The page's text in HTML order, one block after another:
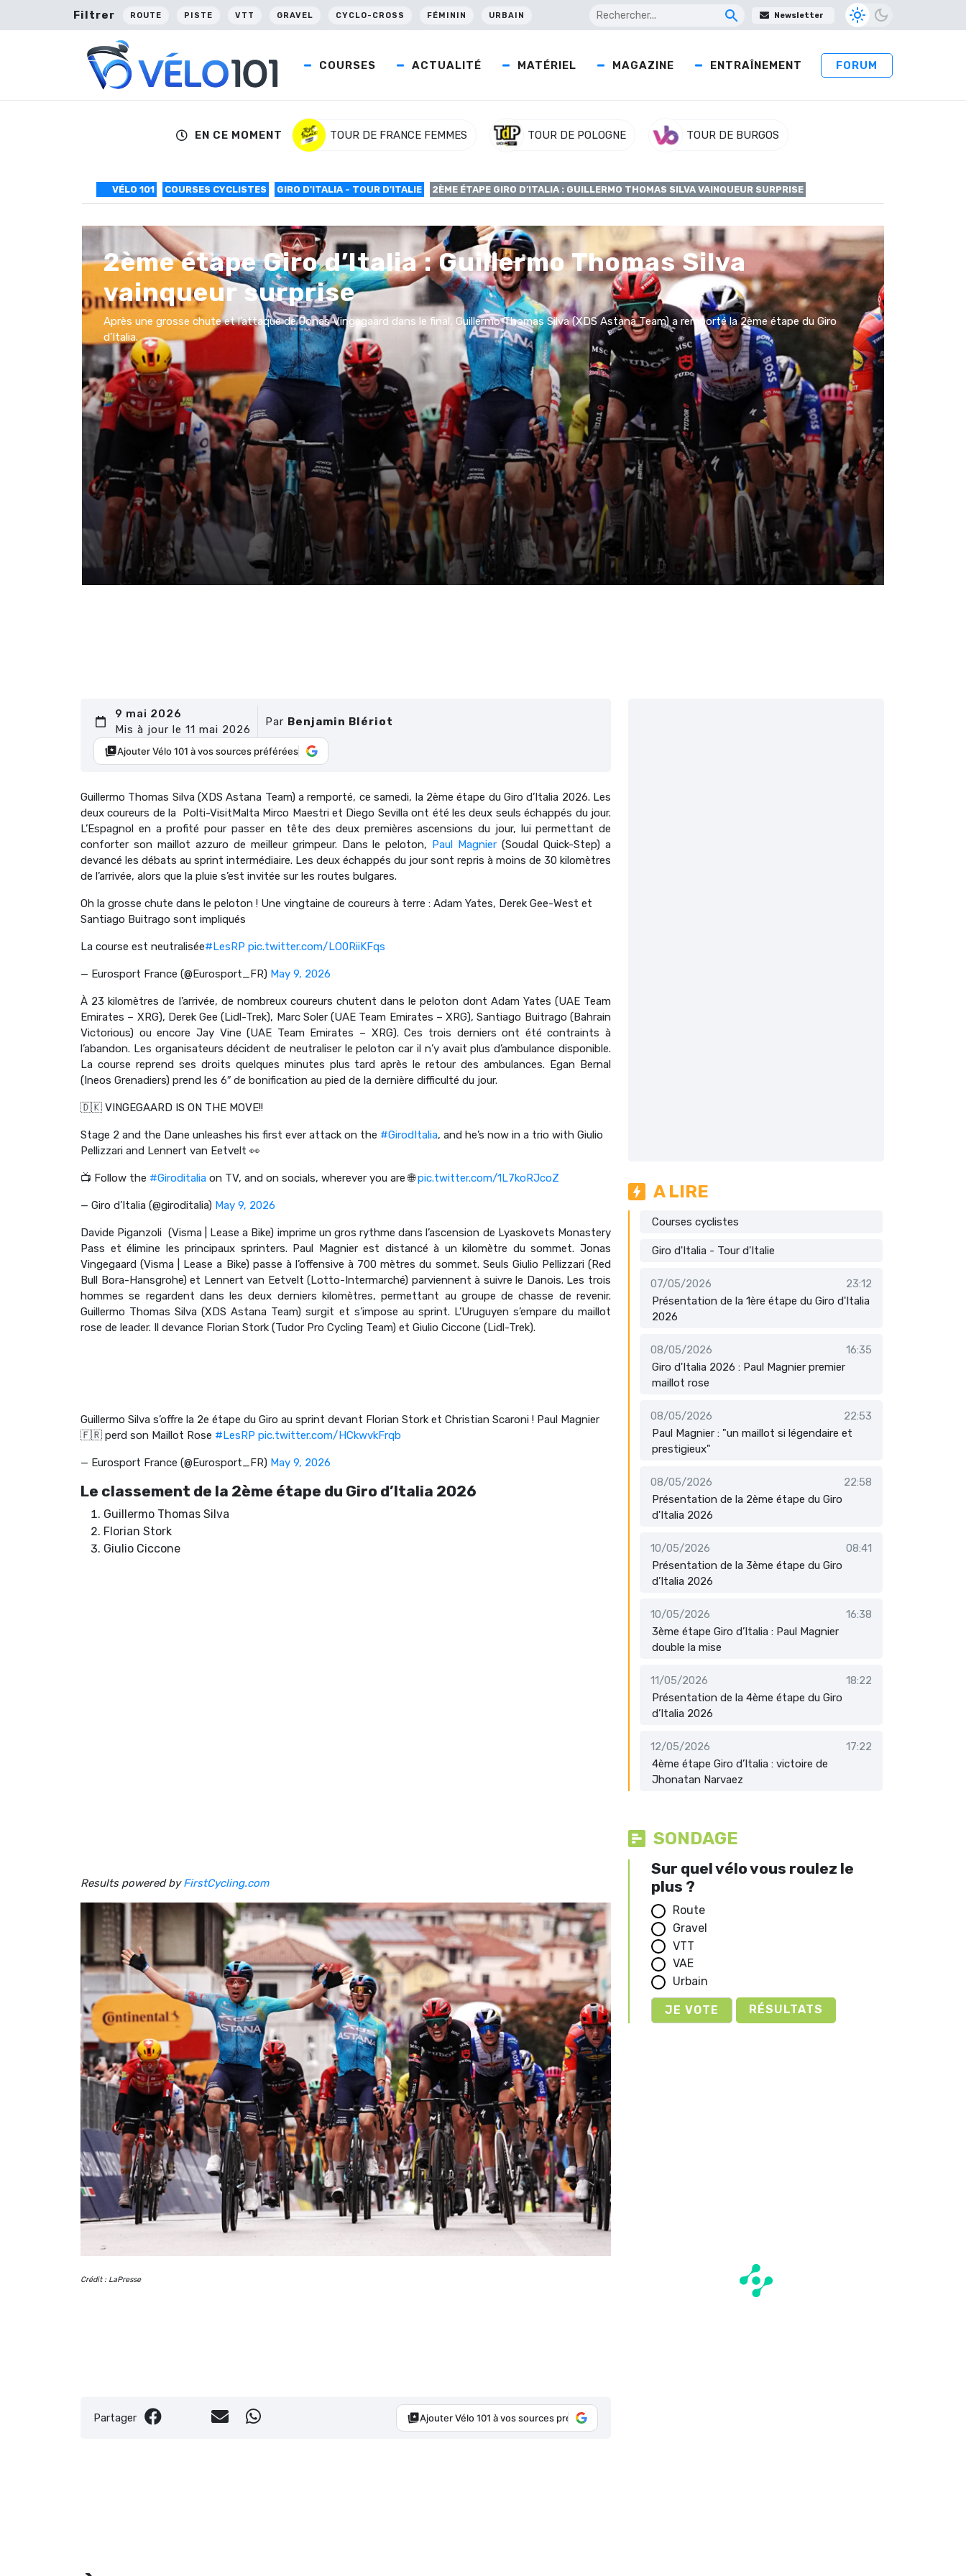
Filtrer ROUTE PISTE VTT GRAVEL CYCLO-CROSS FÉMININ URBAIN Newsletter
COURSES ACTUALITÉ MATÉRIEL MAGAZINE ENTRAÎNEMENT FORUM
EN CE MOMENT TOUR DE FRANCE FEMMES TOUR DE POLOGNE TOUR DE BURGOS
VÉLO 101 COURSES CYCLISTES GIRO D'ITALIA - TOUR D'ITALIE 2ÈME ÉTAPE GIRO D’ITALIA : GUILLERMO THOMAS SILVA VAINQUEUR SURPRISE
2ème étape Giro d’Italia : Guillermo Thomas Silva
vainqueur surprise
Après une grosse chute et l’attaque de Jonas Vingegaard dans le final, Guillermo Thomas Silva (XDS Astana Team) a remporté la 2ème étape du Giro
d’Italia.
9 mai 2026
Mis à jour le 11 mai 2026
Par Benjamin Blériot
Ajouter Vélo 101 à vos sources préférées
Guillermo Thomas Silva (XDS Astana Team)a remporté, ce samedi, la 2ème étape du Giro d’Italia 2026. Les
deux coureurs de la Polti-VisitMalta Mirco Maestri et Diego Sevilla ont été les deux seuls échappés du jour.
L’Espagnol en a profité pour passer en tête des deux premières ascensions du jour, lui permettant de
conforter son maillot azzuro de meilleur grimpeur. Dans le peloton,
Paul Magnier (Soudal Quick-Step) a
devancé les débats au sprint intermédiaire. Les deux échappés du jour sont repris à moins de 30 kilomètres
de l’arrivée, alors que la pluie s’est invitée sur les routes bulgares.
Oh la grosse chute dans le peloton ! Une vingtaine de coureurs à terre : Adam Yates, Derek Gee-West et
Santiago Buitrago sont impliqués
La course est neutralisée#LesRP pic.twitter.com/LO0RiiKFqs
— Eurosport France (@Eurosport_FR) May 9, 2026
À 23 kilomètres de l’arrivée, de nombreux coureurs chutent dans le peloton dont Adam Yates (UAE Team
Emirates – XRG), Derek Gee (Lidl-Trek), Marc Soler (UAE Team Emirates – XRG), Santiago Buitrago (Bahrain
Victorious) ou encore Jay Vine (UAE Team Emirates – XRG). Ces trois derniers ont été contraints à
l’abandon. Les organisateurs décident de neutraliser le peloton car il n’y avait plus d’ambulance disponible.
La course reprend ses droits quelques minutes plus tard après le retour des ambulances. Egan Bernal
(Ineos Grenadiers) prend les 6″ de bonification au pied de la dernière difficulté du jour.
🇩🇰 VINGEGAARD IS ON THE MOVE!!
Stage 2 and the Dane unleashes his first ever attack on the #GirodItalia, and he’s now in a trio with Giulio
Pellizzari and Lennert van Eetvelt 👀
📺 Follow the #Giroditalia on TV, and on socials, wherever you are 🌐pic.twitter.com/1L7koRJcoZ
— Giro d’Italia (@giroditalia) May 9, 2026
Davide Piganzoli (Visma | Lease a Bike) imprime un gros rythme dans l’ascension de Lyaskovets Monastery
Pass et élimine les principaux sprinters. Paul Magnier est distancé à un kilomètre du sommet. Jonas
Vingegaard (Visma | Lease a Bike) passe à l’offensive à 700 mètres du sommet. Seuls Giulio Pellizzari (Red
Bull Bora-Hansgrohe) et Lennert van Eetvelt (Lotto-Intermarché) parviennent à suivre le Danois. Les trois
hommes se regardent dans les deux derniers kilomètres, permettant au groupe de chasse de revenir.
Guillermo Thomas Silva (XDS Astana Team) surgit et s’impose au sprint. L’Uruguyen s’empare du maillot
rose de leader. Il devance Florian Stork (Tudor Pro Cycling Team) et Giulio Ciccone (Lidl-Trek).
Guillermo Silva s’offre la 2e étape du Giro au sprint devant Florian Stork et Christian Scaroni ! Paul Magnier
🇫🇷 perd son Maillot Rose #LesRP pic.twitter.com/HCkwvkFrqb
— Eurosport France (@Eurosport_FR) May 9, 2026
Le classement de la 2ème étape du Giro d’Italia 2026
Guillermo Thomas Silva
Florian Stork
Giulio Ciccone
Results powered byFirstCycling.com
Crédit : LaPresse
Partager Ajouter Vélo 101 à vos sources préférées
A LIRE
Courses cyclistes
Giro d'Italia - Tour d'Italie
07/05/2026
23:12
Présentation de la 1ère étape du Giro d'Italia
2026
08/05/2026
16:35
Giro d'Italia 2026 : Paul Magnier premier
maillot rose
08/05/2026
22:53
Paul Magnier : "un maillot si légendaire et
prestigieux"
08/05/2026
22:58
Présentation de la 2ème étape du Giro
d'Italia 2026
10/05/2026
08:41
Présentation de la 3ème étape du Giro
d’Italia 2026
10/05/2026
16:38
3ème étape Giro d’Italia : Paul Magnier
double la mise
11/05/2026
18:22
Présentation de la 4ème étape du Giro
d’Italia 2026
12/05/2026
17:22
4ème étape Giro d’Italia : victoire de
Jhonatan Narvaez
SONDAGE
Sur quel vélo vous roulez le
plus ?
Route
Gravel
VTT
VAE
Urbain
RÉSULTATS